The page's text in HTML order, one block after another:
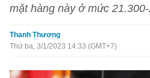
mặt hàng này ở mức
Thanh Thương
Thứ ba, 3/1/2023 14:33 (GMT+7)